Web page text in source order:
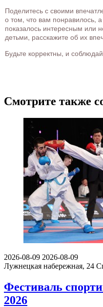
Поделитесь с своими
о том, что вам понравилось,
показалось интересным или
детьми, расскажите об их
Будьте корректны, и
Смотрите также
2026-08-09 2026-08-09
Лужнецкая набережная, 24
Фестиваль
2026